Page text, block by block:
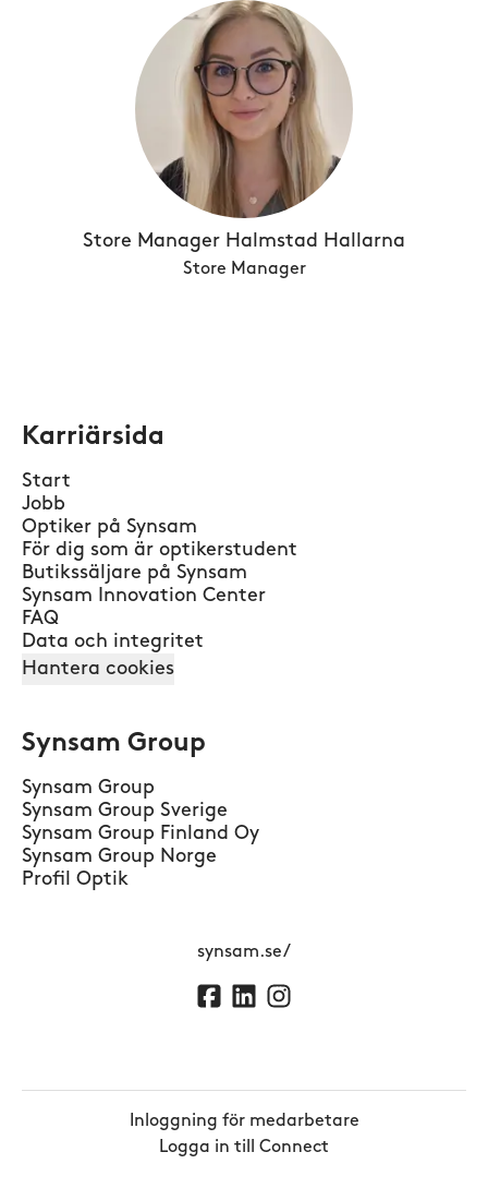
Store Manager Halmstad Hallarna
Store Manager
Karriärsida
Start
Jobb
Optiker på Synsam
För dig som är optikerstudent
Butikssäljare på Synsam
Synsam Innovation Center
FAQ
Data och integritet
Hantera cookies
Synsam Group
Synsam Group
Synsam Group Sverige
Synsam Group Finland Oy
Synsam Group Norge
Profil Optik
synsam.se/
Inloggning för medarbetare
Logga in till Connect